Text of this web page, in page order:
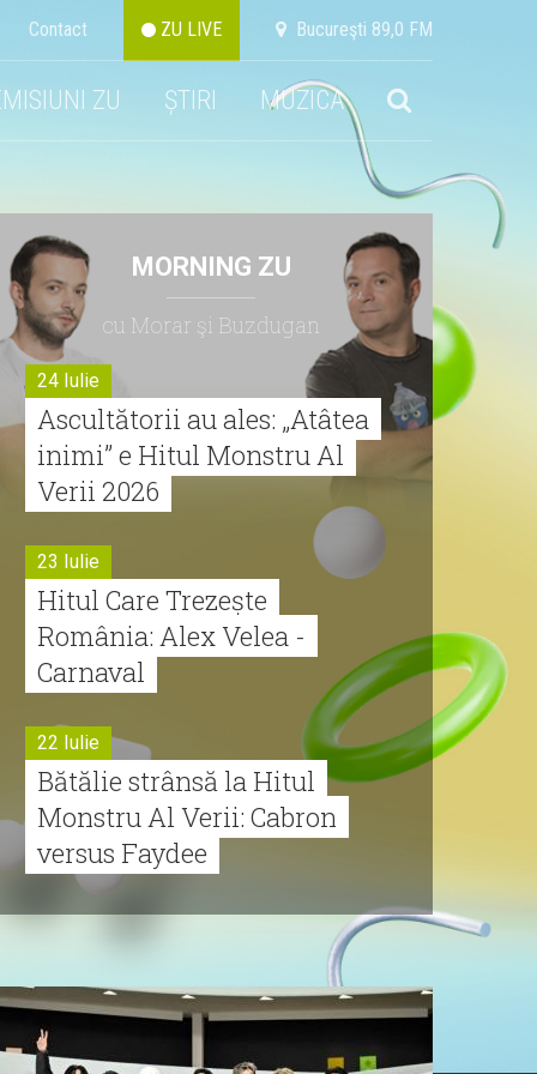
Contact ZU LIVE Bucureşti 89,0 FM
ZU ȘTIRI MUZICA
MORNING ZU
cu Morar şi Buzdugan
24 Iulie
Ascultătorii au ales: „Atâtea
inimi” e Hitul Monstru Al
Verii 2026
23 Iulie
Hitul Care Trezește
România: Alex Velea -
Carnaval
22 Iulie
Bătălie strânsă la Hitul
Monstru Al Verii: Cabron
versus Faydee
21 Iulie
Cabron vine cu Hitul
Monstru al Verii